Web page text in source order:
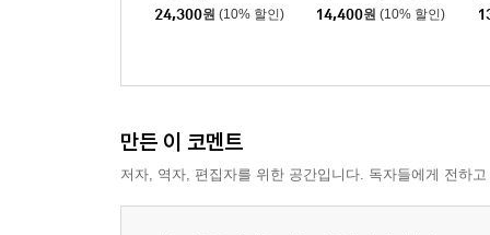
24,300원 (10% 할인) 14,400원 (10% 할인)
만든 이 코멘트
저자, 역자, 편집자를 위한 공간입니다. 독자들에게 전하